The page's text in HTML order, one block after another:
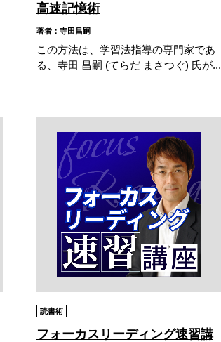
高速記憶術
著者：寺田昌嗣
この方法は、学習法指導の専門家であ
る、寺田 昌嗣 (てらだ まさつぐ) 氏が...
読書術
フォーカスリーディング速習講